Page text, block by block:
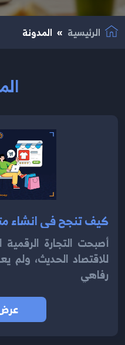
الرئيسية المدونة
أصبحت التجارة
للاقتصاد الحديث، ولم
رفاهي